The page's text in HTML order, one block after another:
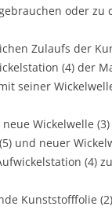
oder
Zulaufs der
(4) der
seiner
Wickelwelle
und neuer
(4)
Kunststofffolie